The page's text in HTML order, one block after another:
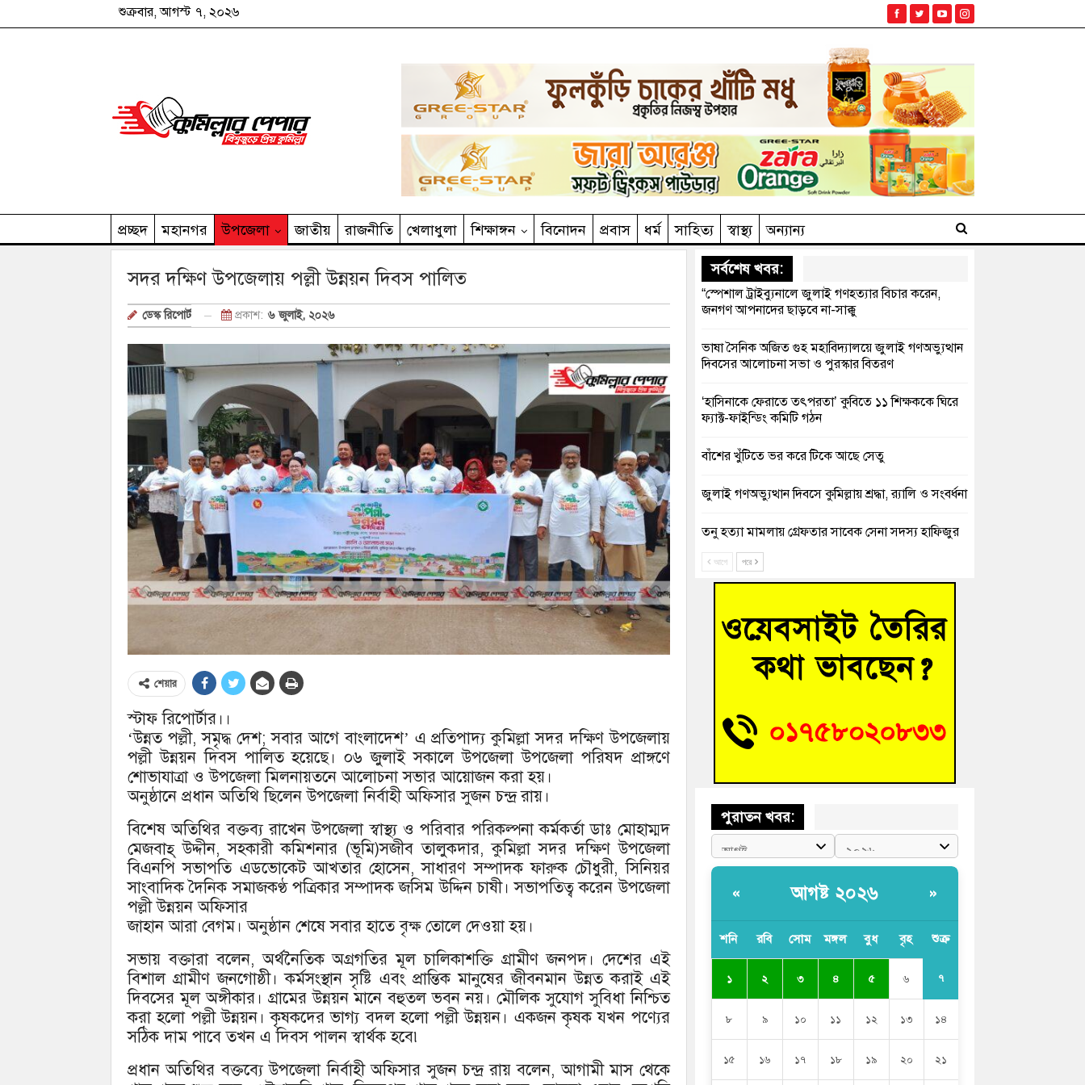
শুক্রবার, আগস্ট ৭, ২০২৬
প্রচ্ছদ মহানগর উপজেলা জাতীয় রাজনীতি খেলাধুলা শিক্ষাঙ্গন বিনোদন প্রবাস ধর্ম সাহিত‌্য স্বাস্থ্য
অন্যান্য
সদর দক্ষিণ উপজেলায় পল্লী উন্নয়ন দিবস পালিত
ডেস্ক রিপোর্ট প্রকাশ: ৬ জুলাই, ২০২৬
শেয়ার
স্টাফ রিপোর্টার।।
‘উন্নত পল্লী, সমৃদ্ধ দেশ; সবার আগে বাংলাদেশ’ এ প্রতিপাদ্য কুমিল্লা সদর দক্ষিণ উপজেলায়
পল্লী উন্নয়ন দিবস পালিত হয়েছে। ০৬ জুলাই সকালে উপজেলা উপজেলা পরিষদ প্রাঙ্গণে
শোভাযাত্রা ও উপজেলা মিলনায়তনে আলোচনা সভার আয়োজন করা হয়।
অনুষ্ঠানে প্রধান অতিথি ছিলেন উপজেলা নির্বাহী অফিসার সুজন চন্দ্র রায়।
বিশেষ অতিথির বক্তব্য রাখেন উপজেলা স্বাস্থ্য ও পরিবার পরিকল্পনা কর্মকর্তা ডাঃ মোহাম্মদ
মেজবাহ্ উদ্দীন, সহকারী কমিশনার (ভূমি)সজীব তালুকদার, কুমিল্লা সদর দক্ষিণ উপজেলা
বিএনপি সভাপতি এডভোকেট আখতার হোসেন, সাধারণ সম্পাদক ফারুক চৌধুরী, সিনিয়র
সাংবাদিক দৈনিক সমাজকণ্ঠ পত্রিকার সম্পাদক জসিম উদ্দিন চাষী। সভাপতিত্ব করেন উপজেলা
পল্লী উন্নয়ন অফিসার
জাহান আরা বেগম। অনুষ্ঠান শেষে সবার হাতে বৃক্ষ তোলে দেওয়া হয়।
সভায় বক্তারা বলেন, অর্থনৈতিক অগ্রগতির মূল চালিকাশক্তি গ্রামীণ জনপদ। দেশের এই
বিশাল গ্রামীণ জনগোষ্ঠী। কর্মসংস্থান সৃষ্টি এবং প্রান্তিক মানুষের জীবনমান উন্নত করাই এই
দিবসের মূল অঙ্গীকার। গ্রামের উন্নয়ন মানে বহুতল ভবন নয়। মৌলিক সুযোগ সুবিধা নিশ্চিত
করা হলো পল্লী উন্নয়ন। কৃষকদের ভাগ্য বদল হলো পল্লী উন্নয়ন। একজন কৃষক যখন পণ্যের
সঠিক দাম পাবে তখন এ দিবস পালন স্বার্থক হবে৷
প্রধান অতিথির বক্তব্যে উপজেলা নির্বাহী অফিসার সুজন চন্দ্র রায় বলেন, আগামী মাস থেকে
সর্বশেষ খবর:
“স্পেশাল ট্রাইব্যুনালে জুলাই গণহত্যার বিচার করেন,
জনগণ আপনাদের ছাড়বে না-সাক্কু
ভাষা সৈনিক অজিত গুহ মহাবিদ্যালয়ে জুলাই গণঅভ্যুত্থান
দিবসের আলোচনা সভা ও পুরস্কার বিতরণ
‘হাসিনাকে ফেরাতে তৎপরতা’ কুবিতে ১১ শিক্ষককে ঘিরে
ফ্যাক্ট-ফাইন্ডিং কমিটি গঠন
বাঁশের খুঁটিতে ভর করে টিকে আছে সেতু
জুলাই গণঅভ্যুত্থান দিবসে কুমিল্লায় শ্রদ্ধা, র‍্যালি ও সংবর্ধনা
তনু হত্যা মামলায় গ্রেফতার সাবেক সেনা সদস্য হাফিজুর
রহমান হাইকোর্টের জামিনে মুক্ত
আহত শিক্ষার্থীদের দেখতে গিয়ে মেডিকেলের ক্যান্টিনে
হোমনায় বিধবা নারীর জমি দখল ও জীবননাশের হুমকির
উদ্যোগ; ৯ সদস্যের কমিটি গঠন
বুড়িচংয়ে জুলাই গণঅভ্যুত্থান দিবস উদযাপন উপলক্ষে
আগে পরে
পুরাতন খবর:
« আগষ্ট ২০২৬ »
শনি রবি সোম মঙ্গল বুধ বৃহ শুক্র
১ ২ ৩ ৪ ৫ ৬ ৭
৮ ৯ ১০ ১১ ১২ ১৩ ১৪
১৫ ১৬ ১৭ ১৮ ১৯ ২০ ২১